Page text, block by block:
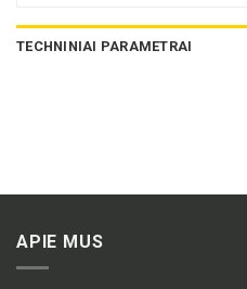
TECHNINIAI PARAMETRAI
APIE MUS